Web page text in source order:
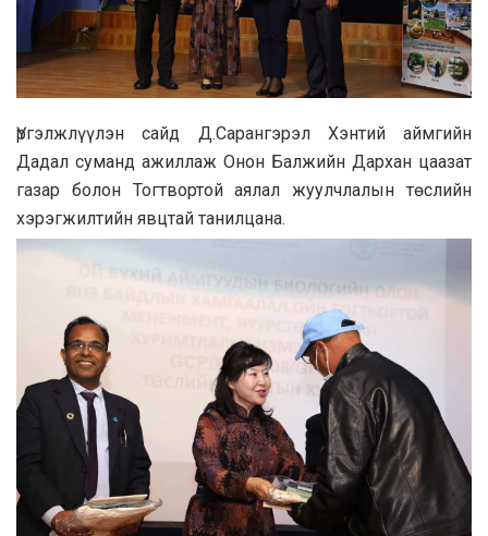
Үргэлжлүүлэн сайд Д.Сарангэрэл Хэнтий аймгийн
Дадал суманд ажиллаж Онон Балжийн Дархан цаазат
газар болон Тогтвортой аялал жуулчлалын төслийн
хэрэгжилтийн явцтай танилцана.